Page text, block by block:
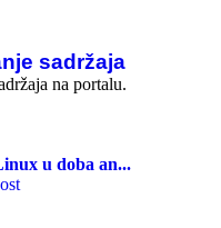
sadržaja
na portalu.
u doba an...